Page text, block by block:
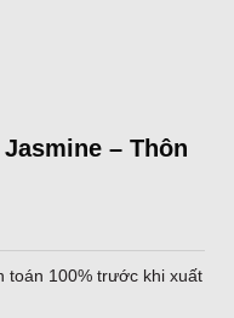
– Thôn
toán 100% trước khi xuất